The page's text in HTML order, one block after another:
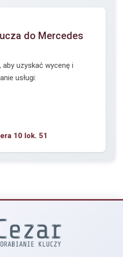
do Mercedes
uzyskać wycenę i
usługi:
10 lok. 51